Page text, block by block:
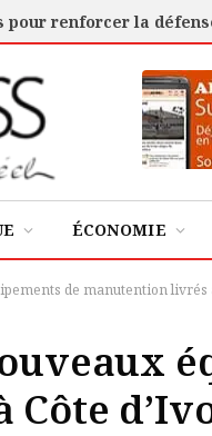
ÉCONOMIE
de manutention